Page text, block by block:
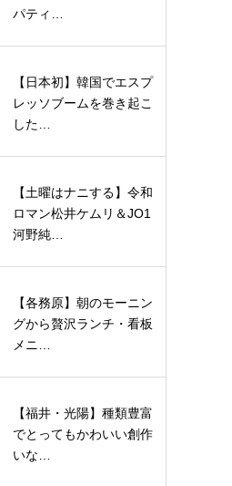
パティ…
【日本初】韓国でエスプ
レッソブームを巻き起こ
した…
【土曜はナニする】令和
ロマン松井ケムリ＆JO1
河野純…
【各務原】朝のモーニン
グから贅沢ランチ・看板
メニ…
【福井・光陽】種類豊富
でとってもかわいい創作
いな…